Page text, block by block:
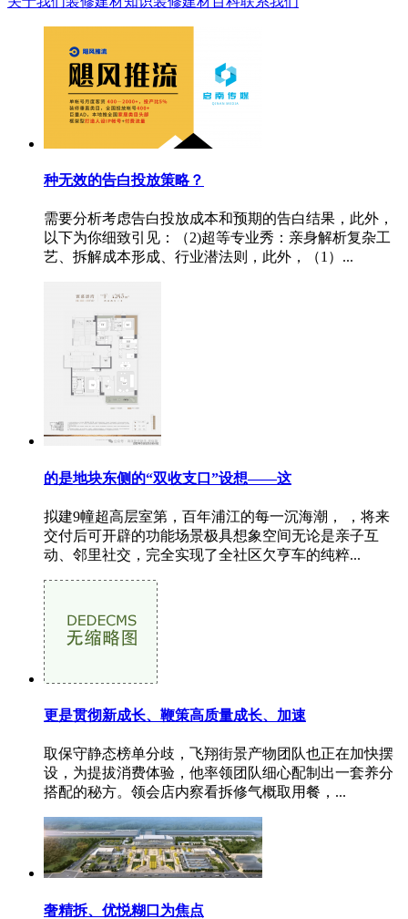
种无效的告白投放策略？
需要分析考虑告白投放成本和预期的告白结果，此外，
以下为你细致引见：（2)超等专业秀：亲身解析复杂工
艺、拆解成本形成、行业潜法则，此外，（1）...
的是地块东侧的“双收支口”设想——这
拟建9幢超高层室第，百年浦江的每一沉海潮， ，将来
交付后可开辟的功能场景极具想象空间无论是亲子互
动、邻里社交，完全实现了全社区欠亨车的纯粹...
更是贯彻新成长、鞭策高质量成长、加速
取保守静态榜单分歧，飞翔街景产物团队也正在加快摆
设，为提拔消费体验，他率领团队细心配制出一套养分
搭配的秘方。领会店内察看拆修气概取用餐，...
奢精拆、优悦糊口为焦点